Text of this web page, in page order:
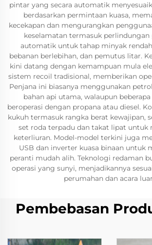
pintar yang secara automatik
berdasarkan permintaan kuasa,
kecekapan dan mengurangkan
keselamatan termasuk perlindungan
automatik untuk tahap minyak
bebanan berlebihan, dan pemutus litar.
kini datang dengan kemampuan mula
sistem recoil tradisional, memberikan
Penjana ini biasanya menggunakan
bahan api utama, walaupun
beroperasi dengan propana atau diesel.
kukuh termasuk rangka berat kewajipan,
set roda terpadu dan takat lipat untuk
keterliuran. Model-model terkini juga
USB dan inverter kuasa binaan untuk
peranti mudah alih. Teknologi redaman
operasi yang sunyi, menjadikannya
perumahan dan acara
Pembebasan